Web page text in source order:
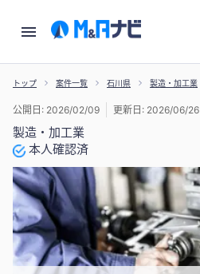
トップ 案件一覧 石川県 製造・加工業
製造・加工業
本人確認済
公開日: 2026/02/09 更新日: 2026/06/26